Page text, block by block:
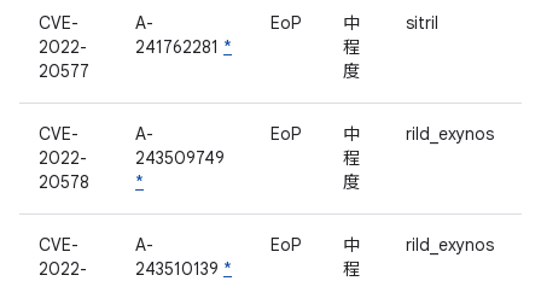
CVE-
2022-
20577
A-
241762281 *
EoP
中
程
度
sitril
CVE-
2022-
20578
A-
243509749
*
EoP
中
程
度
rild_exynos
CVE-
2022-
A-
243510139 *
EoP
中
程
rild_exynos